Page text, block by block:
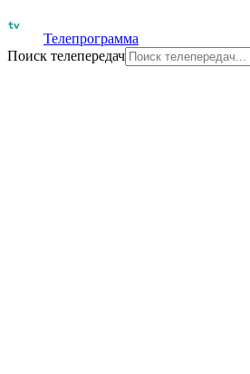
Телепрограмма
Поиск телепередач